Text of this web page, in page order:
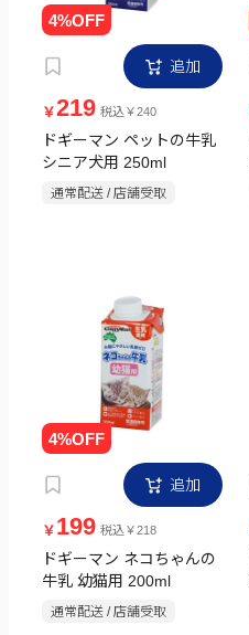
追加
￥219 税込￥240
ドギーマン ペットの牛乳
シニア犬用 250ml
通常配送 / 店舗受取
追加
￥ 199 税込￥218
ドギーマン ネコちゃんの
牛乳 幼猫用 200ml
通常配送 / 店舗受取